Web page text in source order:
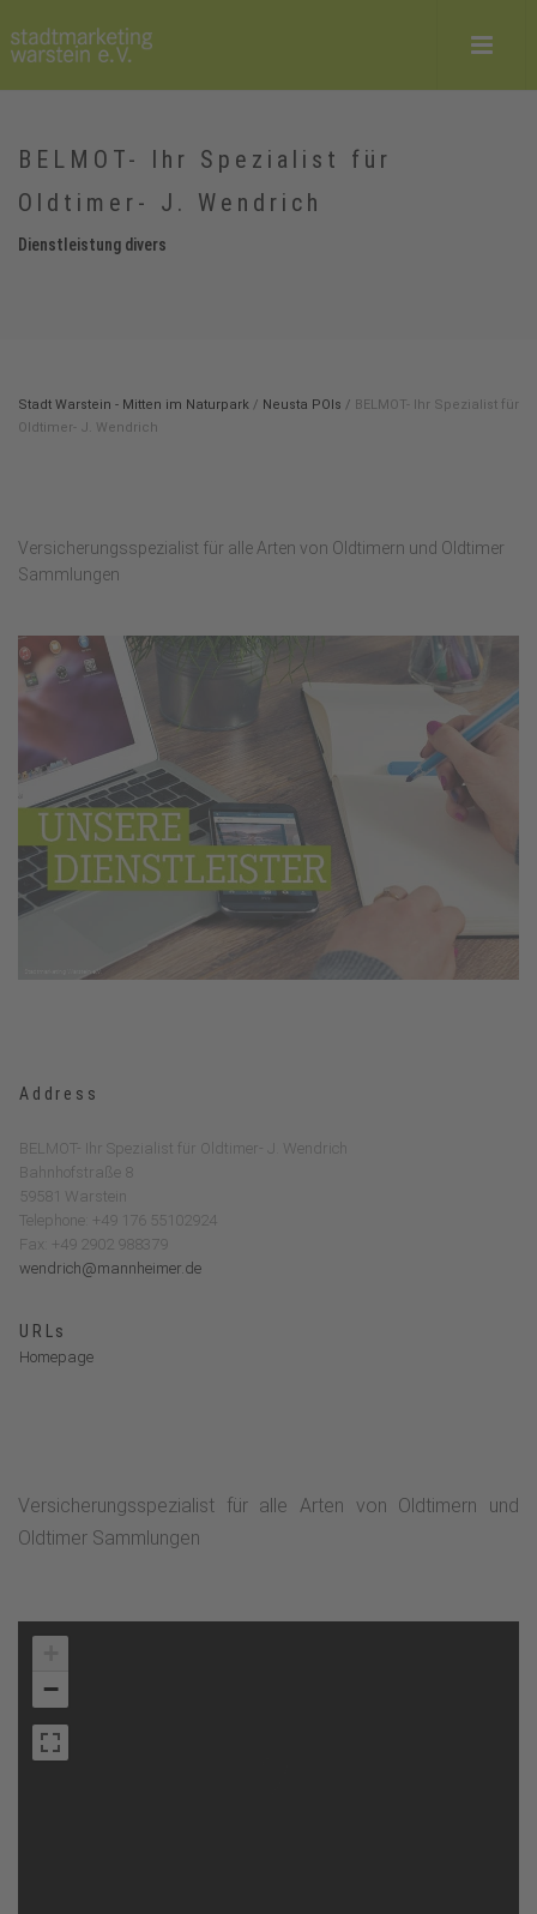
BELMOT- Ihr Spezialist für
Oldtimer- J. Wendrich
Dienstleistung divers
Stadt Warstein - Mitten im Naturpark / Neusta POIs / BELMOT- Ihr Spezialist für
Oldtimer- J. Wendrich
Versicherungsspezialist für alle Arten von Oldtimern und Oldtimer
Sammlungen
Address
BELMOT- Ihr Spezialist für Oldtimer- J. Wendrich
Bahnhofstraße 8
59581 Warstein
Telephone: +49 176 55102924
Fax: +49 2902 988379
wendrich@mannheimer.de
URLs
Homepage
Versicherungsspezialist für alle Arten von Oldtimern und
Oldtimer Sammlungen
−